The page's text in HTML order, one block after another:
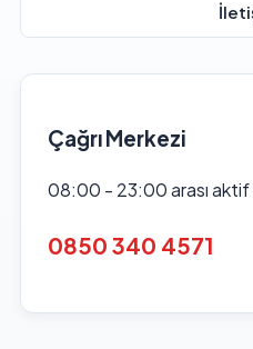
Çağrı Merkezi
08:00 - 23:00 arası
0850 340 4571